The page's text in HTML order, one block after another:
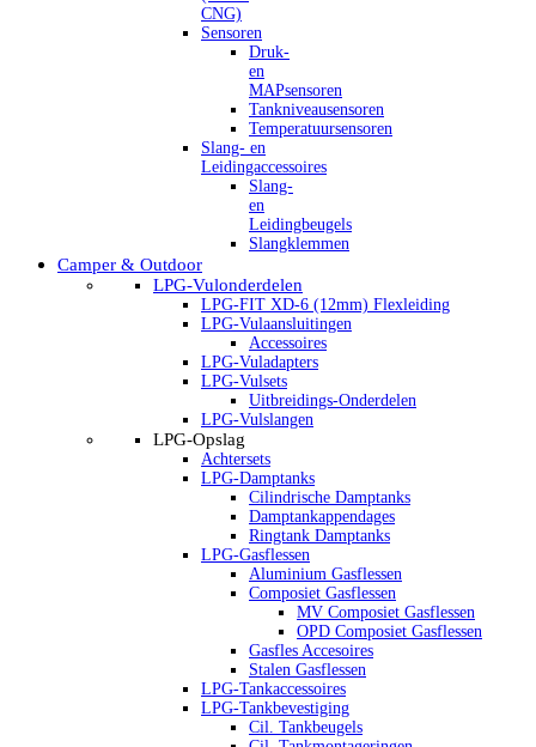
CNG)
Sensoren
Druk-
en
MAPsensoren
Tankniveausensoren
Temperatuursensoren
Slang- en
Leidingaccessoires
Slang-
en
Leidingbeugels
Slangklemmen
Camper & Outdoor
LPG-Vulonderdelen
LPG-FIT XD-6 (12mm) Flexleiding
LPG-Vulaansluitingen
Accessoires
LPG-Vuladapters
LPG-Vulsets
Uitbreidings-Onderdelen
LPG-Vulslangen
LPG-Opslag
Achtersets
LPG-Damptanks
Cilindrische Damptanks
Damptankappendages
Ringtank Damptanks
LPG-Gasflessen
Aluminium Gasflessen
Composiet Gasflessen
MV Composiet Gasflessen
OPD Composiet Gasflessen
Gasfles Accesoires
Stalen Gasflessen
LPG-Tankaccessoires
LPG-Tankbevestiging
Cil. Tankbeugels